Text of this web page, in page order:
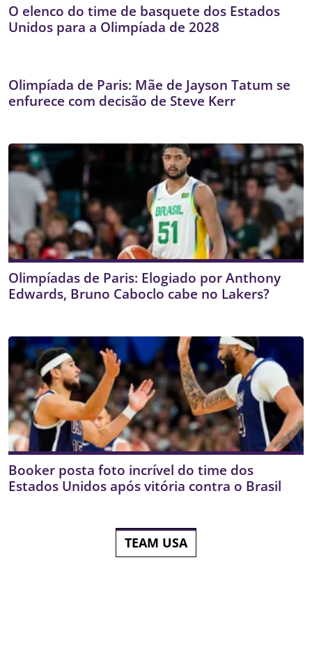
O elenco do time de basquete dos Estados
Unidos para a Olimpíada de 2028
Olimpíada de Paris: Mãe de Jayson Tatum se
enfurece com decisão de Steve Kerr
Olimpíadas de Paris: Elogiado por Anthony
Edwards, Bruno Caboclo cabe no Lakers?
Booker posta foto incrível do time dos
Estados Unidos após vitória contra o Brasil
TEAM USA